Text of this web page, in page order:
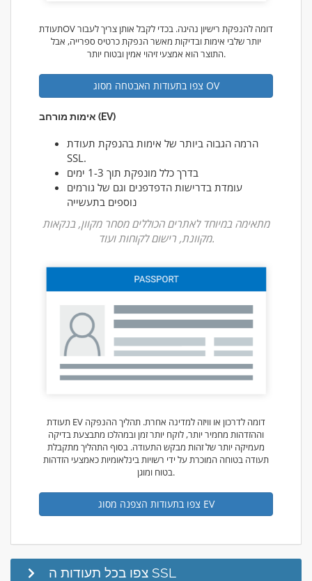
תעודתOV דומה להנפקת רישיון נהיגה. בכדי לקבל אותן צריך לעבור
יותר שלבי אימות ובדיקות מאשר הנפקת כרטיס ספרייה, אבל
התוצר הוא אמצעי זיהוי אמין ובטוח יותר.
צפו בתעודות האבטחה מסוג OV
אימות מורחב (EV)
הרמה הגבוה ביותר של אימות בהנפקת תעודת
SSL.
בדרך כלל מונפקת תוך 1-3 ימים
עומדת בדרישות הדפדפנים וגם של גורמים
נוספים בתעשייה
מתאימה במיוחד לאתרים הכוללים מסחר מקוון, בנקאות
מקוונת, רישום לקוחות ועוד.
תעודת EV דומה לדרכון או וויזה למדינה אחרת. תהליך ההנפקה
וההזדהות מחמיר יותר, לוקח יותר זמן ובמהלכו מתבצעת בדיקה
מעמיקה יותר של זהות מבקש התעודה. בסוף התהליך מתקבלת
תעודה בטוחה המוכרת על ידי רשויות בינלאומיות כאמצעי הזדהות
בטוח ומוגן.
צפו בתעודות הצפנה מסוג EV
צפו בכל תעודות ה SSL